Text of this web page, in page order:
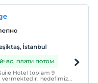
İstanbul
плати потом
Hotel toplam 9
vermektedir. hedefimiz